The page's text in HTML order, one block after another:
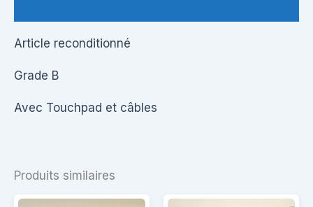
Article reconditionné
Grade B
Avec Touchpad et câbles
Produits similaires